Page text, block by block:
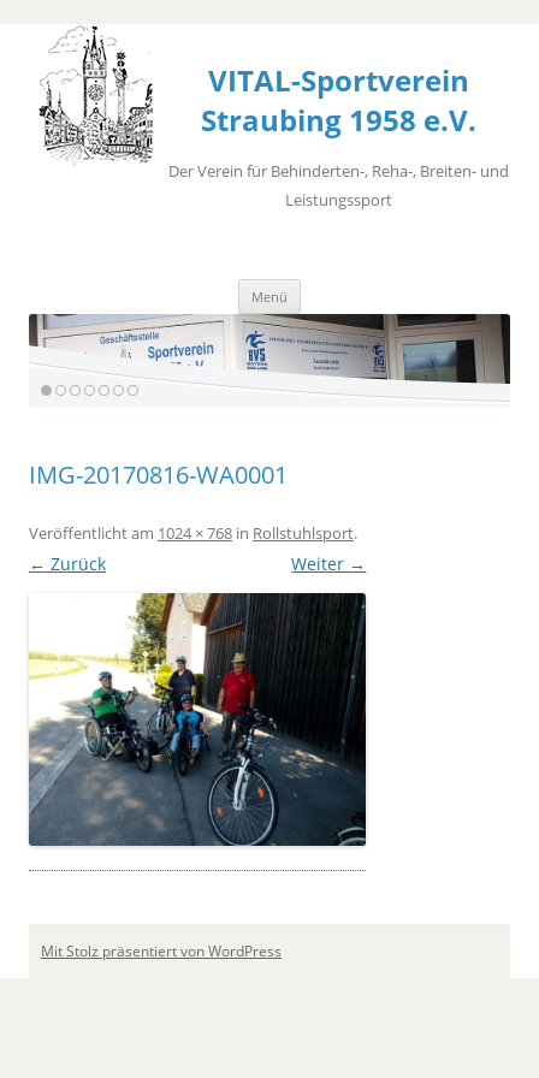
VITAL-Sportverein
Straubing 1958 e.V.
Der Verein für Behinderten-, Reha-, Breiten- und
Leistungssport
Menü
springen
IMG-20170816-WA0001
Veröffentlichtam 1024 × 768 in Rollstuhlsport.
← Zurück Weiter →
Mit Stolz präsentiert von WordPress